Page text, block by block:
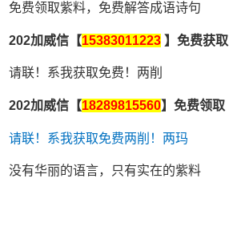
免费领取紫料，免费解答成语诗句
202加威信【15383011223 】免费获取
请联！系我获取免费！两削
202加威信【18289815560】免费领取
请联！系我获取免费两削！两玛
没有华丽的语言，只有实在的紫料